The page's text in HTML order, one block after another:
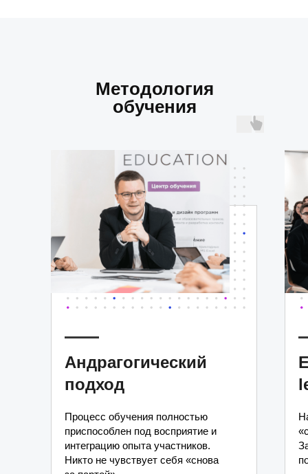
Методология
обучения
Андрагогический
подход
Процесс обучения полностью
приспособлен под восприятие и
интеграцию опыта участников.
Никто не чувствует себя «снова